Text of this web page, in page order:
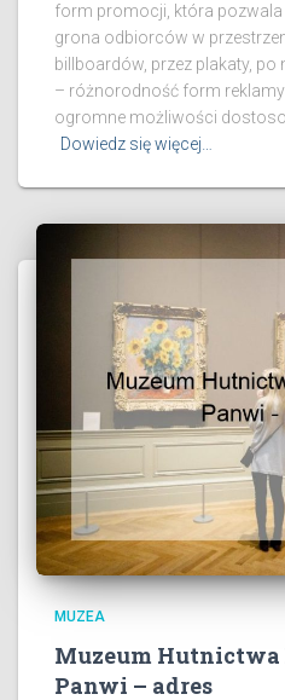
form promocji, która
grona odbiorców w
billboardów, przez plakaty,
– różnorodność form reklamy
ogromne możliwości
Dowiedz się więcej…
MUZEA
Muzeum Hutnictwa
Panwi – adres